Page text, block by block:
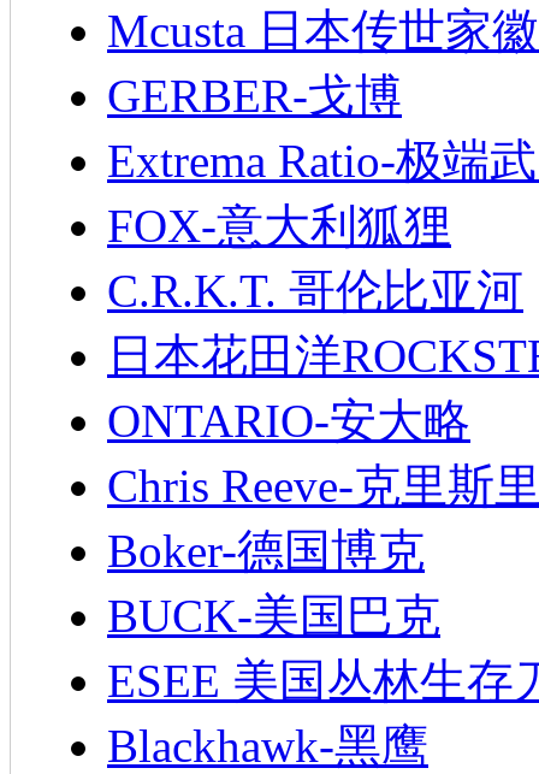
Mcusta 日本传世家徽
GERBER-戈博
Extrema Ratio-极端
FOX-意大利狐狸
C.R.K.T. 哥伦比亚河
日本花田洋
ONTARIO-安大略
Chris Reeve-克里斯
Boker-德国博克
BUCK-美国巴克
ESEE 美国丛林生存
Blackhawk-黑鹰